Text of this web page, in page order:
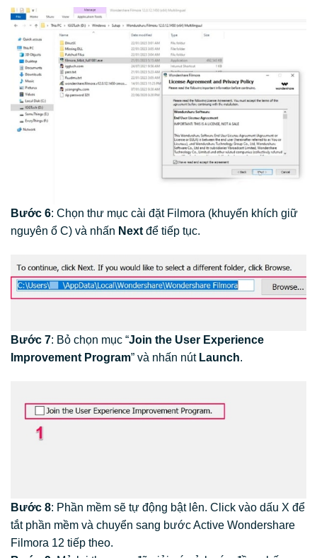
Bước 6: Chọn thư mục cài đặt Filmora (khuyến khích giữ
nguyên ổ C) và nhấn Next để tiếp tục.
Bước 7: Bỏ chọn mục “Join the User Experience
Improvement Program” và nhấn nút Launch.
Bước 8: Phần mềm sẽ tự động bật lên. Click vào dấu X để
tắt phần mềm và chuyển sang bước Active Wondershare
Filmora 12 tiếp theo.